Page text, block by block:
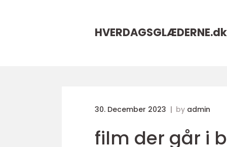
HVERDAGSGLÆDERNE.dk
30. December 2023 by admin
film der går i